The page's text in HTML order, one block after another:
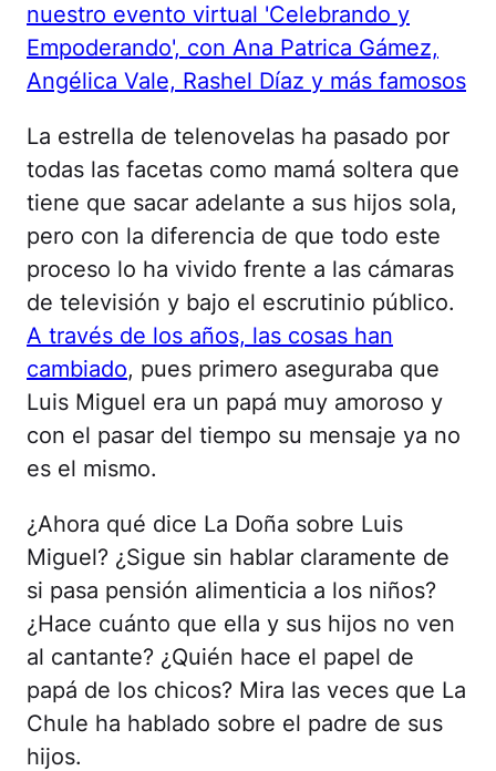
nuestro evento virtual 'Celebrando y
Empoderando', con Ana Patrica Gámez,
Angélica Vale, Rashel Díaz y más famosos
La estrella de telenovelas ha pasado por
todas las facetas como mamá soltera que
tiene que sacar adelante a sus hijos sola,
pero con la diferencia de que todo este
proceso lo ha vivido frente a las cámaras
de televisión y bajo el escrutinio público.
A través de los años, las cosas han
cambiado, pues primero aseguraba que
Luis Miguel era un papá muy amoroso y
con el pasar del tiempo su mensaje ya no
es el mismo.
¿Ahora qué dice La Doña sobre Luis
Miguel? ¿Sigue sin hablar claramente de
si pasa pensión alimenticia a los niños?
¿Hace cuánto que ella y sus hijos no ven
al cantante? ¿Quién hace el papel de
papá de los chicos? Mira las veces que La
Chule ha hablado sobre el padre de sus
hijos.